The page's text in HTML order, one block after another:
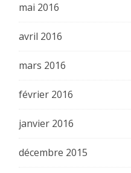
mai 2016
avril 2016
mars 2016
février 2016
janvier 2016
décembre 2015